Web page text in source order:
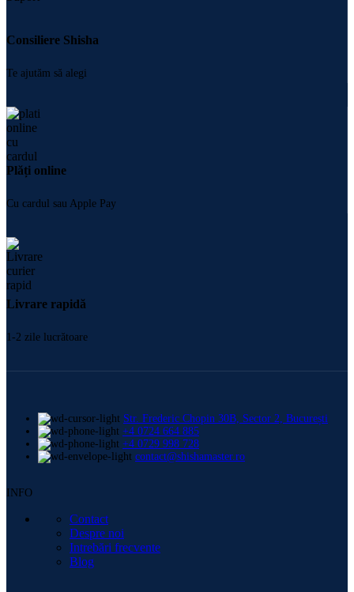
Consiliere Shisha
Te ajutăm să alegi
Plăți online
Cu cardul sau Apple Pay
Livrare rapidă
1-2 zile lucrătoare
Str. Frederic Chopin 30B, Sector 2, București
+4 0724 664 885
+4 0729 998 728
contact@shishamaster.ro
INFO
Contact
Despre noi
Intrebări frecvente
Blog